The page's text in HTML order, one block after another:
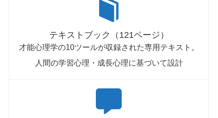
テキストブック（121ページ）
才能心理学の10ツールが収録された専用テキスト。
人間の学習心理・成長心理に基づいて設計